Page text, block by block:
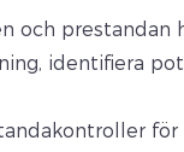
och prestandan
identifiera
för